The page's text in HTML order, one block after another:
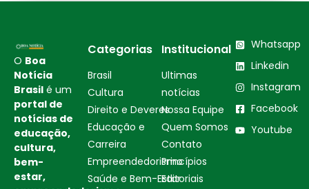
O Boa
Notícia
Brasil é um
portal de
notícias de
educação,
cultura,
bem-
estar,
Categorias
Brasil
Cultura
Direito e Deveres
Educação e
Carreira
Empreendedorismo
Saúde e Bem-Estar
Institucional
Ultimas
notícias
Nossa Equipe
Quem Somos
Contato
Princípios
Editoriais
Whatsapp
Linkedin
Instagram
Facebook
Youtube